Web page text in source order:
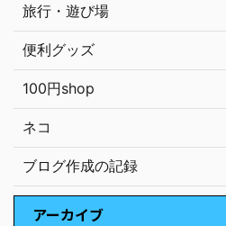
旅行・遊び場
便利グッズ
100円shop
ネコ
ブログ作成の記録
アーカイブ